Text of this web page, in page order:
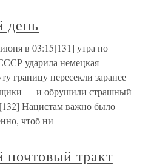
день
в 03:15[131] утра по
ударила немецкая
границу пересекли заранее
— и обрушили страшный
Нацистам важно было
чтоб ни
тракт